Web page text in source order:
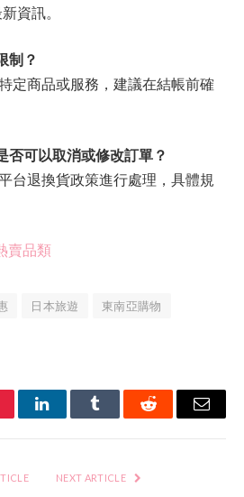
資訊。
制？
定商品或服務，建議在結帳前確
否可以取消或修改訂單？
台退換貨政策進行處理，具體規
賣品類
日本旅遊
東南亞購物
LinkedInTumblr Reddit Email
NEXT ARTICLE